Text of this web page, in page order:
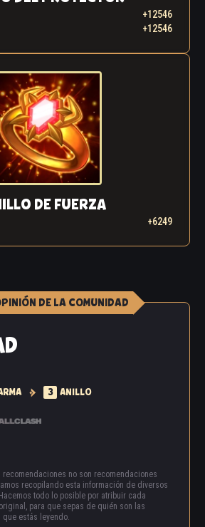
+12546
+12546
DE FUERZA
+6249
DE LA COMUNIDAD
3 ANILLO
recomendaciones no son recomendaciones
recopilando esta información de diversos
todo lo posible por atribuir cada
para que sepas de quién son las
estás leyendo.